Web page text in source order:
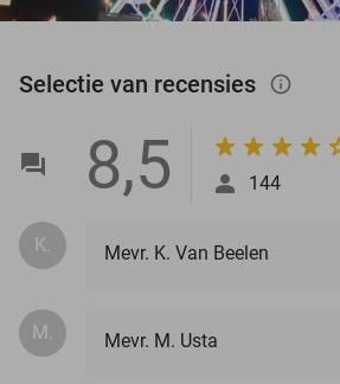
Selectie van recensies info_outlined
8,5 144
K. Mevr. K. Van Beelen
M. Mevr. M. Usta